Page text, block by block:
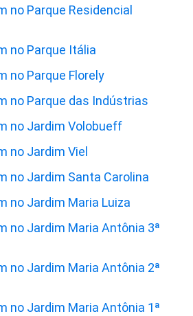
no Parque Residencial
no Parque Itália
no Parque Florely
no Parque das Indústrias
no Jardim Volobueff
no Jardim Viel
no Jardim Santa Carolina
no Jardim Maria Luiza
no Jardim Maria Antônia 3ª
no Jardim Maria Antônia 2ª
no Jardim Maria Antônia 1ª